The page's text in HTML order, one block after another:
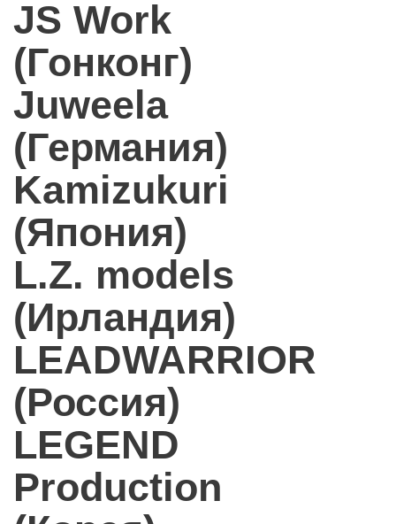
JS Work
(Гонконг)
Juweela
(Германия)
Kamizukuri
(Япония)
L.Z. models
(Ирландия)
LEADWARRIOR
(Россия)
LEGEND
Production